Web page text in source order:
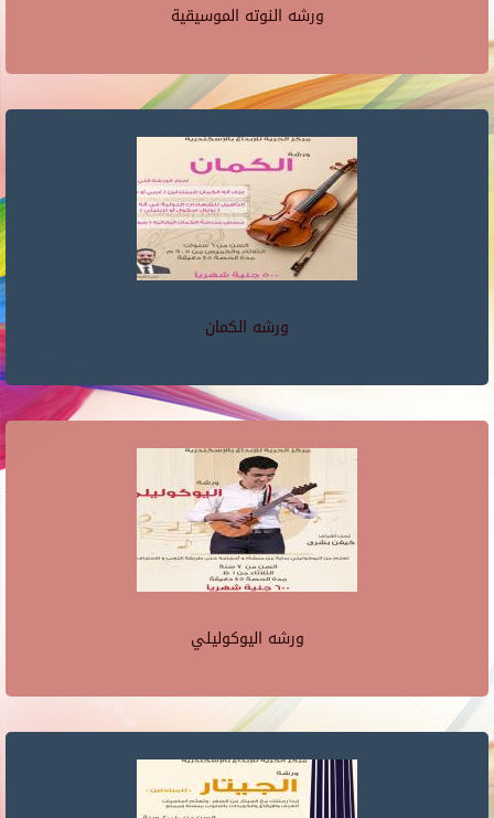
ورشه النوته الموسيقية
ورشه الكمان
ورشه اليوكوليلي